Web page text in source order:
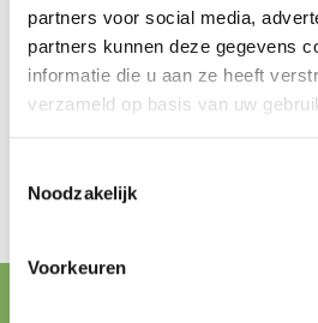
partners voor social media,
partners kunnen deze gegevens
informatie die u aan ze heeft
verzameld op basis van uw
Noodzakelijk
Voorkeuren